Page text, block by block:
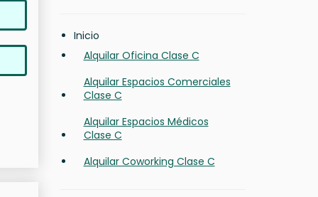
Inicio
Alquilar Oficina Clase C
Alquilar Espacios Comerciales
Clase C
Alquilar Espacios Médicos
Clase C
Alquilar Coworking Clase C